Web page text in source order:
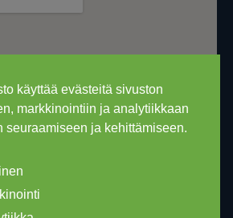
käyttää evästeitä sivuston
markkinointiin ja analytiikkaan
seuraamiseen ja kehittämiseen.